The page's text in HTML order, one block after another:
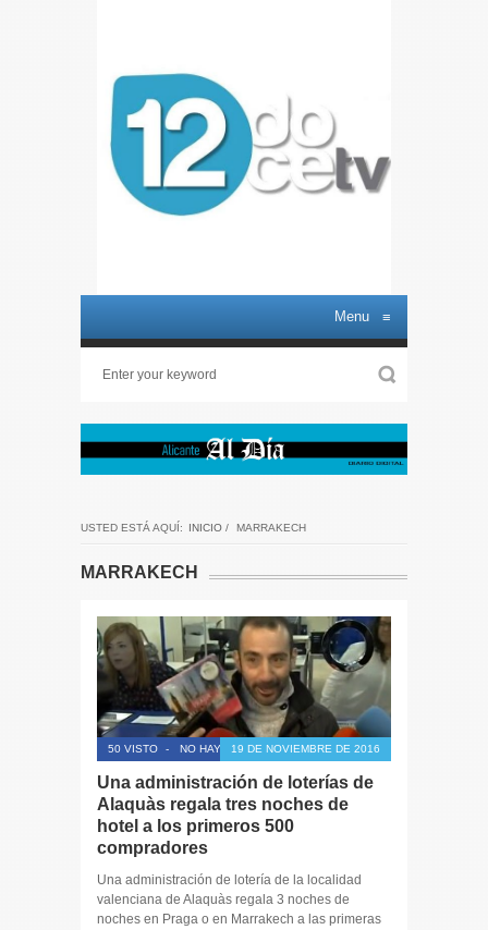
Menu ≡
USTED ESTÁ AQUÍ: INICIO / MARRAKECH
MARRAKECH
50 VISTO - NO HAY COMENTARIOS
19 DE NOVIEMBRE DE 2016
Una administración de loterías de
Alaquàs regala tres noches de
hotel a los primeros 500
compradores
Una administración de lotería de la localidad
valenciana de Alaquàs regala 3 noches de
noches en Praga o en Marrakech a las primeras